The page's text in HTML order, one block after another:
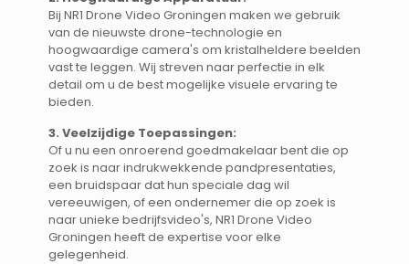
Bij NR1 Drone Video Groningen maken we gebruik
van de nieuwste drone-technologie en
hoogwaardige camera's om kristalheldere beelden
vast te leggen. Wij streven naar perfectie in elk
detail om u de best mogelijke visuele ervaring te
bieden.
3. Veelzijdige Toepassingen:
Of u nu een onroerend goedmakelaar bent die op
zoek is naar indrukwekkende pandpresentaties,
een bruidspaar dat hun speciale dag wil
vereeuwigen, of een ondernemer die op zoek is
naar unieke bedrijfsvideo's, NR1 Drone Video
Groningen heeft de expertise voor elke
gelegenheid.